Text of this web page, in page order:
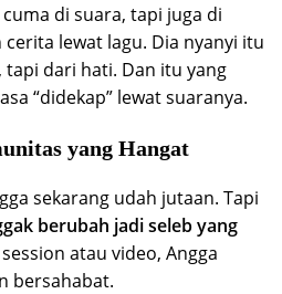
di suara, tapi juga di
lewat lagu. Dia nyanyi itu
dari hati. Dan itu yang
“didekap” lewat suaranya.
yang Hangat
sekarang udah jutaan. Tapi
berubah jadi seleb yang
atau video, Angga
bersahabat.